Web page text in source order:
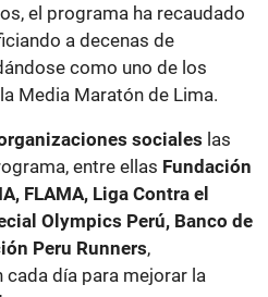
el programa ha recaudado
a decenas de
como uno de los
Media Maratón de Lima.
sociales las
entre ellas Fundación
FLAMA, Liga Contra el
Olympics Perú, Banco de
Peru Runners,
día para mejorar la